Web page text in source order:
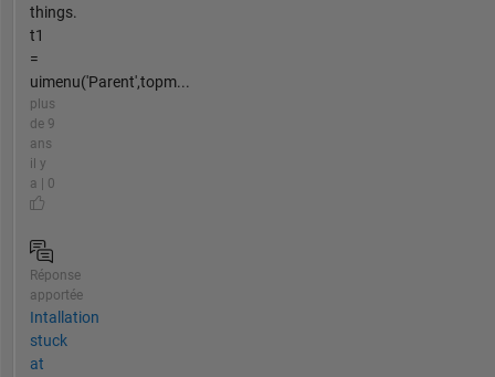
things.
t1
=
uimenu('Parent',topm...
plus
de 9
ans
il y
a | 0
Réponse
apportée
Intallation
stuck
at